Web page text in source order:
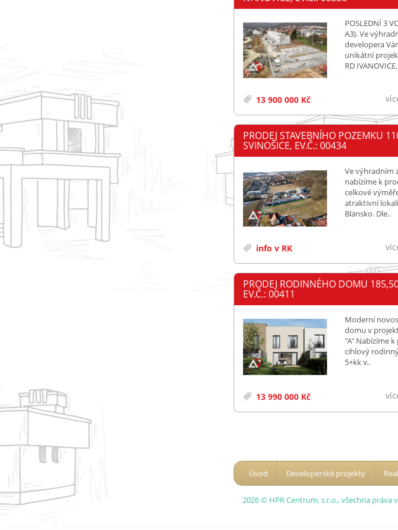
POSLEDNÍ 3
A3). Ve
developera
unikátní
RD
13 900 000 Kč
PRODEJ STAVEBNÍHO POZEMKU
SVINOŠICE, EV.Č.: 00434
Ve výhradním
nabízíme k
celkové
atraktivní
Blansko. Dle..
info v RK
PRODEJ RODINNÉHO DOMU
EV.Č.: 00411
Moderní
domu v
"A" Nabízíme
cihlový
5+kk v..
13 990 000 Kč
Úvod Developerské projekty
2026 © HPR Centrum, s.r.o., všechna práva